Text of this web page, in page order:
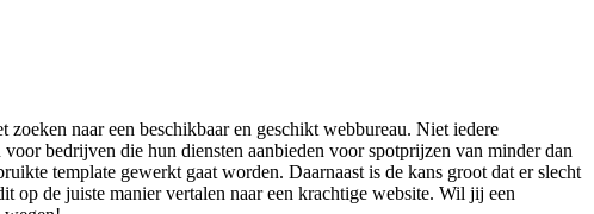
naar een beschikbaar en geschikt webbureau. Niet iedere
bedrijven die hun diensten aanbieden voor spotprijzen van minder dan
template gewerkt gaat worden. Daarnaast is de kans groot dat er slecht
op de juiste manier vertalen naar een krachtige website. Wil jij een